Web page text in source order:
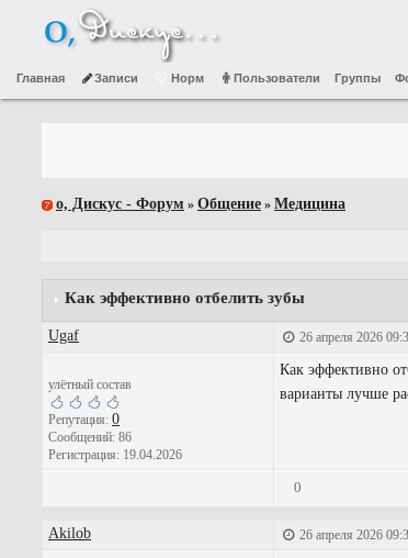
Главная Записи Норм Пользователи Группы
о, Дискус - Форум » Общение » Медицина
Как эффективно отбелить зубы
Ugaf 26 апреля 2026
улётный состав
Репутация: 0
Сообщений: 86
Регистрация: 19.04.2026
Как эффективно
варианты лучше
0
Akilob 26 апреля 2026